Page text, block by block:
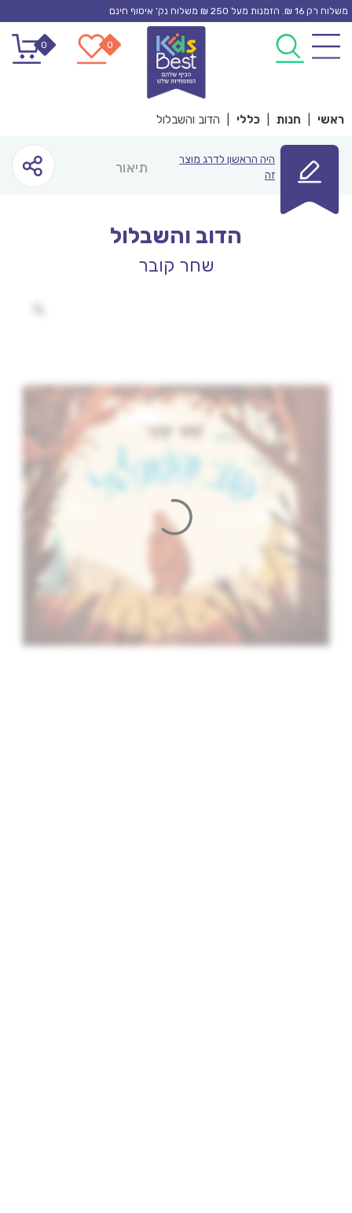
Skip
content
משלוח רק 16 ₪. הזמנות מעל 250 ₪ משלוח נק’ איסוף חינם
0
0
ראשי חנות כללי הדוב והשבלול
היה הראשון לדרג מוצר
זה
תיאור
הדוב והשבלול
שחר קובר